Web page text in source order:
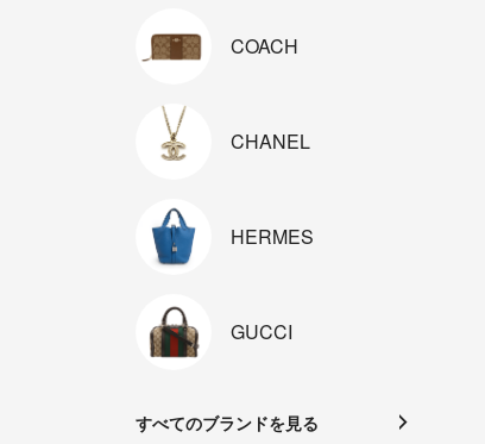
COACH
CHANEL
HERMES
GUCCI
すべてのブランドを見る